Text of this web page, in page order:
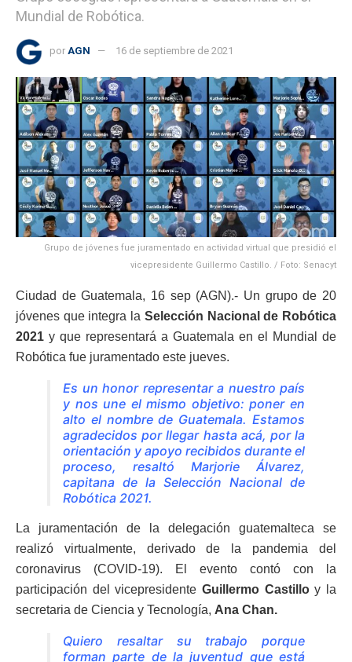
Mundial de Robótica.
por AGN 16 de septiembre de 2021
Grupo de jóvenes fue juramentado en actividad virtual que presidió el
vicepresidente Guillermo Castillo. / Foto: Senacyt
Ciudad de Guatemala, 16 sep (AGN).- Un grupo de 20
jóvenes que integra la Selección Nacional de Robótica
2021 y que representará a Guatemala en el Mundial de
Robótica fue juramentado este jueves.
Es un honor representar a nuestro país
y nos une el mismo objetivo: poner en
alto el nombre de Guatemala. Estamos
agradecidos por llegar hasta acá, por la
orientación y apoyo recibidos durante el
proceso, resaltó Marjorie Álvarez,
capitana de la Selección Nacional de
Robótica 2021.
La juramentación de la delegación guatemalteca se
realizó virtualmente, derivado de la pandemia del
coronavirus (COVID-19). El evento contó con la
participación del vicepresidente Guillermo Castilloy la
secretaria de Ciencia y Tecnología, Ana Chan.
Quiero resaltar su trabajo porque
forman parte de la juventud que está